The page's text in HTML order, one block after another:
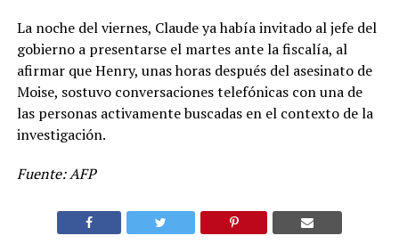
La noche del viernes, Claude ya había invitado al jefe del
gobierno a presentarse el martes ante la fiscalía, al
afirmar que Henry, unas horas después del asesinato de
Moise, sostuvo conversaciones telefónicas con una de
las personas activamente buscadas en el contexto de la
investigación.
Fuente: AFP